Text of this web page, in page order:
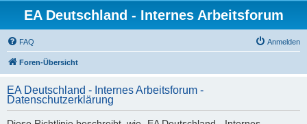
EA Deutschland - Internes Arbeitsforum
FAQ Anmelden
Foren-Übersicht
EA Deutschland - Internes Arbeitsforum -
Datenschutzerklärung